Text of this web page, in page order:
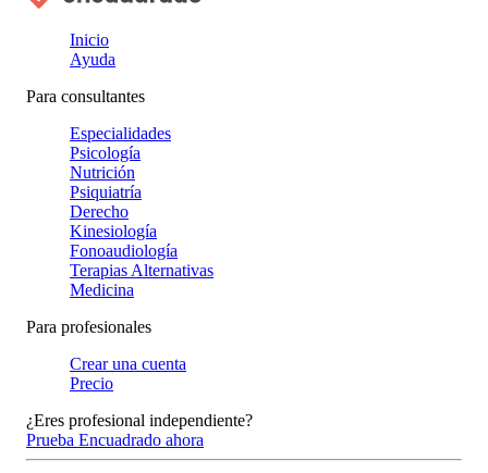
Inicio
Ayuda
Para consultantes
Especialidades
Psicología
Nutrición
Psiquiatría
Derecho
Kinesiología
Fonoaudiología
Terapias Alternativas
Medicina
Para profesionales
Crear una cuenta
Precio
¿Eres profesional independiente?
Prueba Encuadrado ahora